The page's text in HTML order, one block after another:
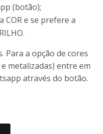
(botão);
COR e se prefere a
Para a opção de cores
metalizadas) entre em
através do botão.